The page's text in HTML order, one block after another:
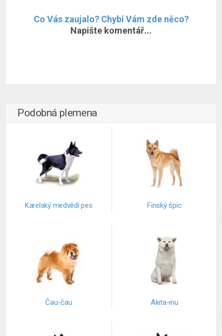
Co Vás zaujalo? Chybí Vám zde něco?
Napište komentář...
Podobná plemena
Karelský medvědí pes Finský špic
Čau-čau Akita-inu